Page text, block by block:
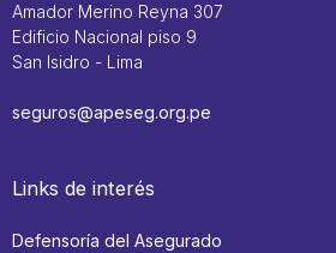
Amador Merino Reyna 307
Edificio Nacional piso 9
San Isidro - Lima
seguros@apeseg.org.pe
Links de interés
Defensoría del Asegurado